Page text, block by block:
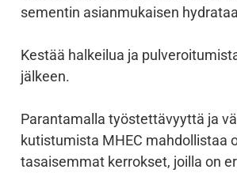
sementin asianmukaisen
Kestää halkeilua ja
jälkeen.
Parantamalla työstettävyyttä ja
kutistumista MHEC mahdollistaa
tasaisemmat kerrokset, joilla on